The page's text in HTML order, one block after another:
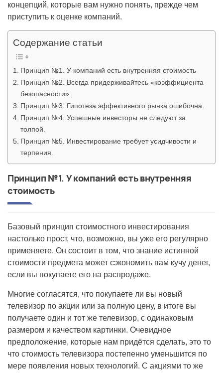
концепций, которые вам нужно понять, прежде чем
приступить к оценке компаний.
Содержание статьи
Принцип №1. У компаний есть внутренняя стоимость
Принцип №2. Всегда придерживайтесь «коэффициента
безопасности».
Принцип №3. Гипотеза эффективного рынка ошибочна.
Принцип №4. Успешные инвесторы не следуют за
толпой.
Принцип №5. Инвестирование требует усидчивости и
терпения.
Принцип №1. У компаний есть внутренняя
стоимость
Базовый принцип стоимостного инвестирования
настолько прост, что, возможно, вы уже его регулярно
применяете. Он состоит в том, что знание истинной
стоимости предмета может сэкономить вам кучу денег,
если вы покупаете его на распродаже.
Многие согласятся, что покупаете ли вы новый
телевизор по акции или за полную цену, в итоге вы
получаете один и тот же телевизор, с одинаковым
размером и качеством картинки. Очевидное
предположение, которые нам придётся сделать, это то
что стоимость телевизора постепенно уменьшится по
мере появления новых технологий. С акциями то же